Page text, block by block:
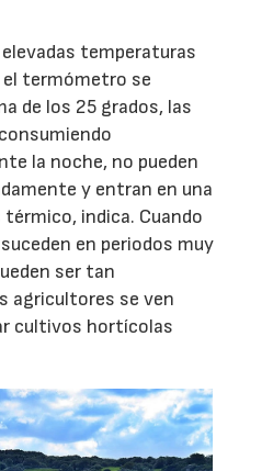
temperaturas
termómetro se
de los 25 grados, las
la noche, no pueden
y entran en una
indica. Cuando
en periodos muy
ser tan
agricultores se ven
cultivos hortícolas